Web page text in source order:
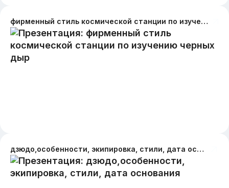
фирменный стиль космической станции по изучению черных дыр
дзюдо,особенности, экипировка, стили, дата основания